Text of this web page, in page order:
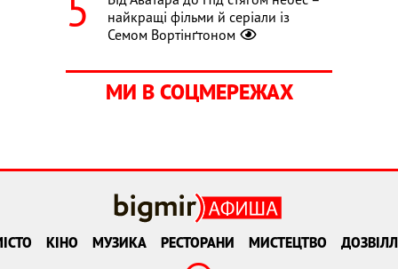
найкращі фільми й серіали із
Семом Вортінґтоном
МИ В СОЦМЕРЕЖАХ
КІНО МУЗИКА РЕСТОРАНИ МИСТЕЦТВО